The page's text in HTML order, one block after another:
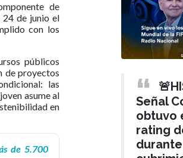
de
24 de junio el
con los
públicos
de proyectos
las
asume al
en
de 5.700
Señal
obtuvo
rating